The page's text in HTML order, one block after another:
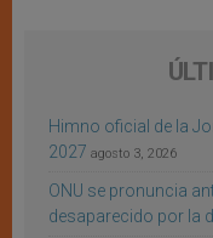
Himno oficial de la
2027 agosto 3, 2026
ONU se pronuncia
desaparecido por la